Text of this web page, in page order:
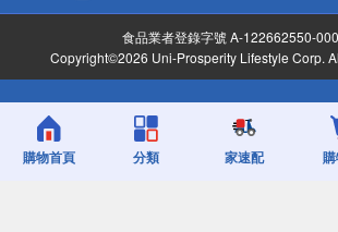
食品業者登錄字號 A-122662550-
Copyright©2026 Uni-Prosperity Lifestyle Corp.
購物首頁 分類 家速配